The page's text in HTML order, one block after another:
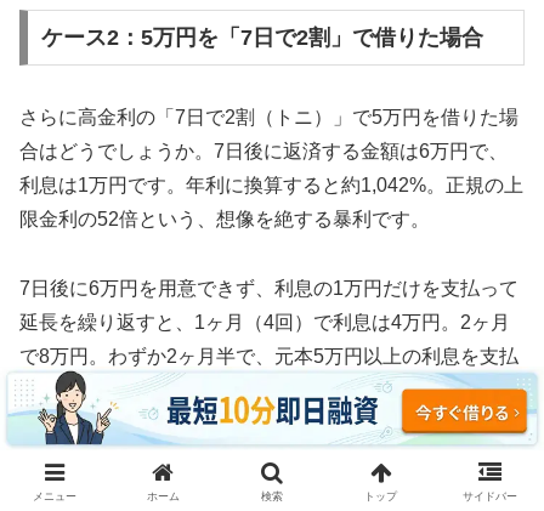
ケース2：5万円を「7日で2割」で借りた場合
さらに高金利の「7日で2割（トニ）」で5万円を借りた場
合はどうでしょうか。7日後に返済する金額は6万円で、
利息は1万円です。年利に換算すると約1,042%。正規の上
限金利の52倍という、想像を絶する暴利です。
7日後に6万円を用意できず、利息の1万円だけを支払って
延長を繰り返すと、1ヶ月（4回）で利息は4万円。2ヶ月
で8万円。わずか2ヶ月半で、元本5万円以上の利息を支払
う計算になります。
3ヶ月続けた場合、利息の支払い総額は約12万円。元本5
万円の2.4倍の利息を取られ、それでも借金は減っていま
メニュー ホーム 検索 トップ サイドバー